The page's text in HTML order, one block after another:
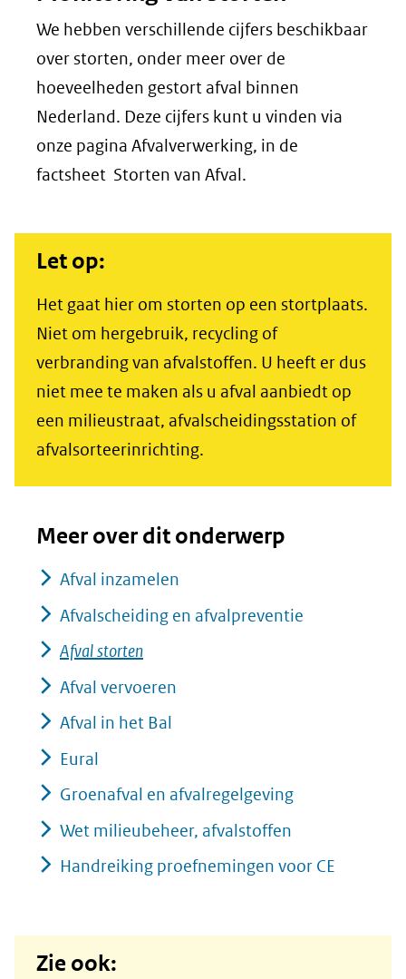
website)
(verwijst
naar
een
andere
website)
We hebben verschillende cijfers beschikbaar
over storten, onder meer over de
hoeveelheden gestort afval binnen
Nederland. Deze cijfers kunt u vinden via
onze pagina Afvalverwerking, in de
factsheet Storten van Afval.
Let op:
Het gaat hier om storten op een stortplaats.
Niet om hergebruik, recycling of
verbranding van afvalstoffen. U heeft er dus
niet mee te maken als u afval aanbiedt op
een milieustraat, afvalscheidingsstation of
afvalsorteerinrichting.
Meer over dit onderwerp
Afval inzamelen
Afvalscheiding en afvalpreventie
Afval storten
Afval vervoeren
Afval in het Bal
Eural
Groenafval en afvalregelgeving
Wet milieubeheer, afvalstoffen
Handreiking proefnemingen voor CE
Zie ook: